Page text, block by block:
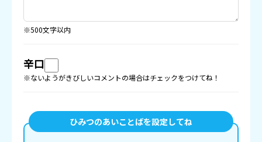
※500文字以内
辛口
※ないようがきびしいコメントの場合はチェックをつけてね！
ひみつのあいことばを設定してね